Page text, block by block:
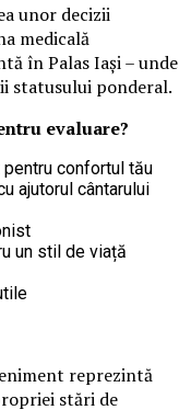
unor decizii
medicală
în Palas Iași – unde
statusului ponderal.
evaluare?
confortul tău
ajutorul cântarului
un stil de viață
reprezintă
stări de